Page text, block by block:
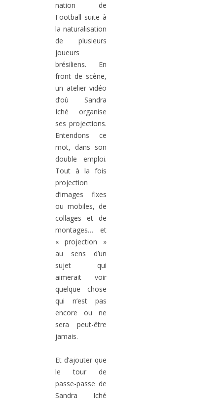
nation de
Football suite à
la naturalisation
de plusieurs
joueurs
brésiliens. En
front de scène,
un atelier vidéo
d’où Sandra
Iché organise
ses projections.
Entendons ce
mot, dans son
double emploi.
Tout à la fois
projection
d’images fixes
ou mobiles, de
collages et de
montages… et
« projection »
au sens d’un
sujet qui
aimerait voir
quelque chose
qui n’est pas
encore ou ne
sera peut-être
jamais.
Et d’ajouter que
le tour de
passe-passe de
Sandra Iché